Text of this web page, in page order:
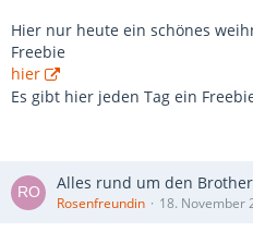
Hier nur heute ein schönes
Freebie
hier
Es gibt hier jeden Tag ein
Alles rund um den Brother
Rosenfreundin 18. November